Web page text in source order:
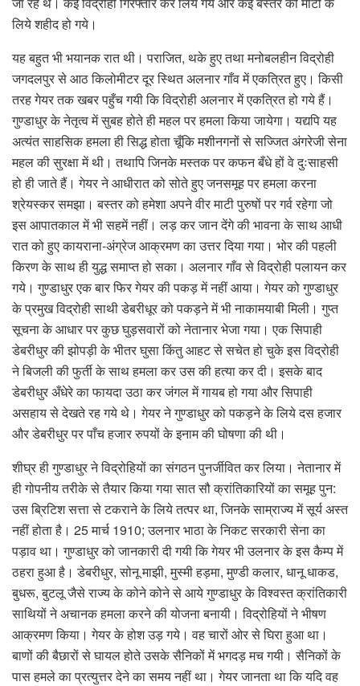
लिये शहीद हो गये।
यह बहुत भी भयानक रात थी। पराजित, थके हुए तथा मनोबलहीन विद्रोही
जगदलपुर से आठ किलोमीटर दूर स्थित अलनार गाँव में एकत्रित हुए। किसी
तरह गेयर तक खबर पहुँच गयी कि विद्रोही अलनार में एकत्रित हो गये हैं।
गुण्डाधुर के नेतृत्व में सुबह होते ही महल पर हमला किया जायेगा। यद्यपि यह
अत्यंत साहसिक हमला ही सिद्ध होता चूँकि मशीनगनों से सज्जित अंगरेजी सेना
महल की सुरक्षा में थी। तथापि जिनके मस्तक पर कफन बँधे हों वे दुःसाहसी
हो ही जाते हैं। गेयर ने आधीरात को सोते हुए जनसमूह पर हमला करना
श्रेयस्कर समझा। बस्तर को हमेशा अपने वीर माटी पुरुषों पर गर्व रहेगा जो
इस आपातकाल में भी सहमें नहीं। लड़ कर जान देंगे की भावना के साथ आधी
रात को हुए कायराना-अंग्रेज आक्रमण का उत्तर दिया गया। भोर की पहली
किरण के साथ ही युद्ध समाप्त हो सका। अलनार गाँव से विद्रोही पलायन कर
गये। गुण्डाधुर एक बार फिर गेयर की पकड़ में नहीं आया। गेयर को गुण्डाधुर
के प्रमुख विद्रोही साथी डेबरीधूर को पकड़ने में भी नाकामयाबी मिली। गुप्त
सूचना के आधार पर कुछ घुड़सवारों को नेतानार भेजा गया। एक सिपाही
डेबरीधुर की झोपड़ी के भीतर घुसा किंतु आहट से सचेत हो चुके इस विद्रोही
ने बिजली की फुर्ती के साथ हमला कर उस की हत्या कर दी। इसके बाद
डेबरीधुर अँधेरे का फायदा उठा कर जंगल में गायब हो गया और सिपाही
असहाय से देखते रह गये थे। गेयर ने गुण्डाधुर को पकड़ने के लिये दस हजार
और डेबरीधुर पर पाँच हजार रुपयों के इनाम की घोषणा की थी।
शीघ्र ही गुण्डाधुर ने विद्रोहियों का संगठन पुनर्जीवित कर लिया। नेतानार में
ही गोपनीय तरीके से तैयार किया गया सात सौ क्रांतिकारियों का समूह पुन:
उस ब्रिटिश सत्ता से टकराने के लिये तत्पर था, जिनके साम्राज्य में सूर्य अस्त
नहीं होता है। 25 मार्च 1910; उलनार भाठा के निकट सरकारी सेना का
पड़ाव था। गुण्डाधुर को जानकारी दी गयी कि गेयर भी उलनार के इस कैम्प में
ठहरा हुआ है। डेबरीधुर, सोनू माझी, मुस्मी हड़मा, मुण्डी कलार, धानू धाकड,
बुधरू, बुटलू जैसे राज्य के कोने कोने से आये गुण्डाधुर के विश्वस्त क्रांतिकारी
साथियों ने अचानक हमला करने की योजना बनायी। विद्रोहियों ने भीषण
आक्रमण किया। गेयर के होश उड़ गये। वह चारों ओर से घिरा हुआ था।
बाणों की बैछारों से घायल होते उसके सैनिकों में भगदड़ मच गयी। सैनिकों के
पास हमले का प्रत्युत्तर देने का समय नहीं था। गेयर जानता था कि यदि वह